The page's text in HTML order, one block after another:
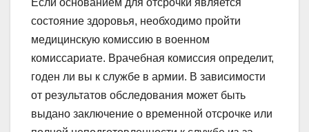
состояние здоровья, необходимо пройти
медицинскую комиссию в военном
комиссариате. Врачебная комиссия определит,
годен ли вы к службе в армии. В зависимости
от результатов обследования может быть
выдано заключение о временной отсрочке или